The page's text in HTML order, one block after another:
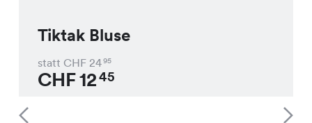
Tiktak Bluse
statt CHF 2495
CHF1245